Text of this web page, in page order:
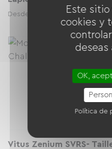
Desde 20.00 € / día
Vitus Zenium SVRS-
Este
cookies y
deseas
OK,
Política de